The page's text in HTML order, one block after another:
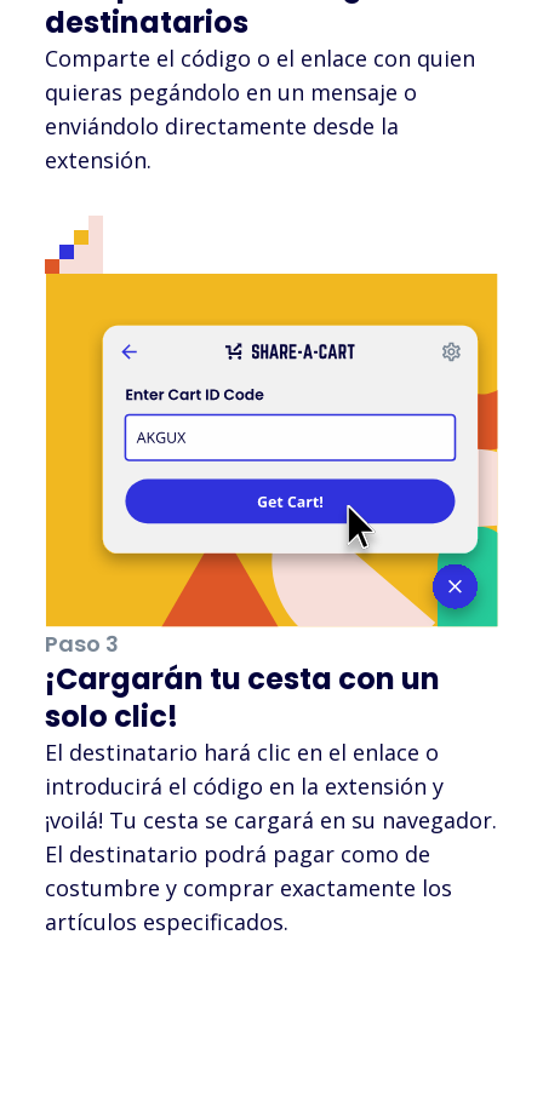
destinatarios
Comparte el código o el enlace con quien
quieras pegándolo en un mensaje o
enviándolo directamente desde la
extensión.
Paso 3
¡Cargarán tu cesta con un
solo clic!
El destinatario hará clic en el enlace o
introducirá el código en la extensión y
¡voilá! Tu cesta se cargará en su navegador.
El destinatario podrá pagar como de
costumbre y comprar exactamente los
artículos especificados.